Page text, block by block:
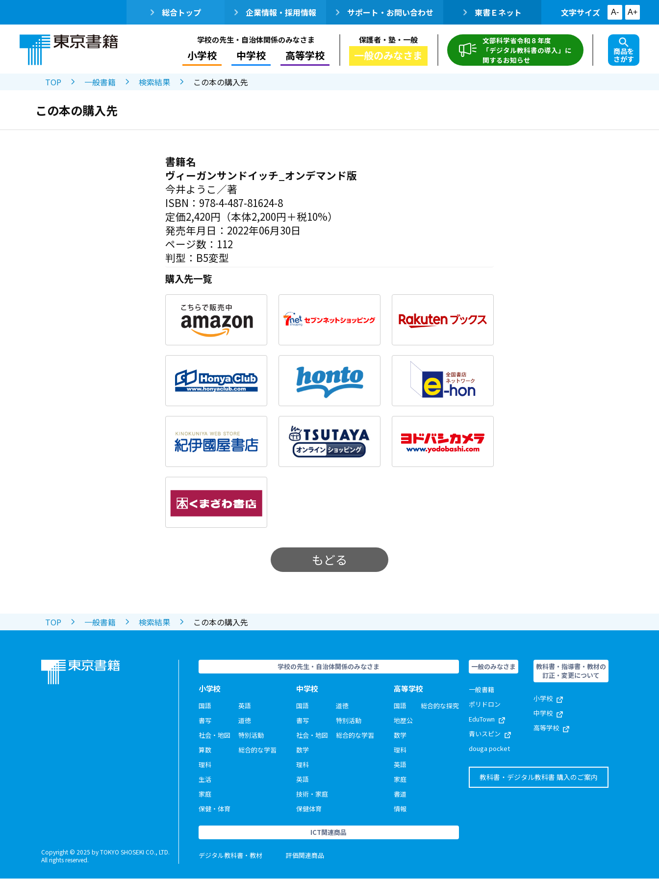
総合トップ 企業情報・採用情報 サポート・お問い合わせ 東書Ｅネット 文字サイズ A- A+
学校の先生・自治体関係のみなさま
小学校 中学校 高等学校
保護者・塾・一般
一般のみなさま
文部科学省令和８年度
「デジタル教科書の導入」に
関するお知らせ
商品を
さがす
TOP 一般書籍 検索結果 この本の購入先
この本の購入先
書籍名
ヴィーガンサンドイッチ_オンデマンド版
今井ようこ／著
ISBN：978-4-487-81624-8
定価2,420円（本体2,200円＋税10%）
発売年月日：2022年06月30日
ページ数：112
判型：B5変型
購入先一覧
もどる
TOP 一般書籍 検索結果 この本の購入先
Copyright © 2025 by TOKYO SHOSEKI CO., LTD.
All rights reserved.
学校の先生・自治体関係のみなさま
小学校
国語
書写
社会・地図
算数
理科
生活
家庭
保健・体育
英語
道徳
特別活動
総合的な学習
中学校
国語
書写
社会・地図
数学
理科
英語
技術・家庭
保健体育
道徳
特別活動
総合的な学習
高等学校
国語
地歴公
数学
理科
英語
家庭
書道
情報
総合的な探究
ICT関連商品
デジタル教科書・教材 評価関連商品
一般のみなさま
一般書籍
ポリドロン
EduTown
青いスピン
douga pocket
教科書・指導書・教材の
訂正・変更について
小学校
中学校
高等学校
教科書・デジタル教科書 購入のご案内